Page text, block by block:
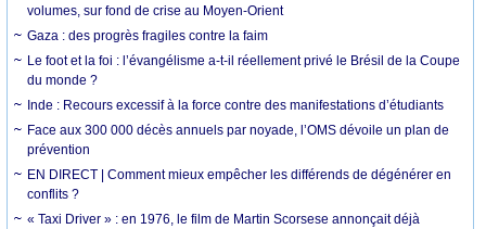
volumes, sur fond de crise au Moyen-Orient
Gaza : des progrès fragiles contre la faim
Le foot et la foi : l’évangélisme a-t-il réellement privé le Brésil de la Coupe
du monde ?
Inde : Recours excessif à la force contre des manifestations d’étudiants
Face aux 300 000 décès annuels par noyade, l’OMS dévoile un plan de
prévention
EN DIRECT | Comment mieux empêcher les différends de dégénérer en
conflits ?
« Taxi Driver » : en 1976, le film de Martin Scorsese annonçait déjà